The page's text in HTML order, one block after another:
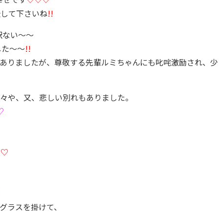
て下さいね!!
い〜〜
〜〜!!
りましたが、尊敬する先輩ルミちゃんにも叱咤激励され、少
、又、悲しい別れもありました。
♡
スを掛けて、